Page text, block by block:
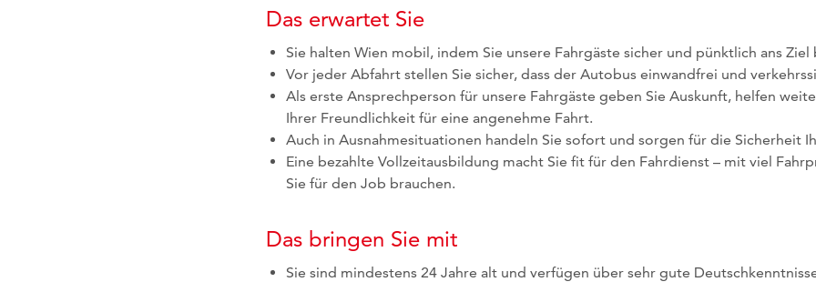
Das erwartet Sie
Sie halten Wien mobil, indem Sie unsere Fahrgäste sicher und pünktlich ans Ziel
Vor jeder Abfahrt stellen Sie sicher, dass der Autobus einwandfrei und
Als erste Ansprechperson für unsere Fahrgäste geben Sie Auskunft, helfen
Ihrer Freundlichkeit für eine angenehme Fahrt.
Auch in Ausnahmesituationen handeln Sie sofort und sorgen für die Sicherheit
Eine bezahlte Vollzeitausbildung macht Sie fit für den Fahrdienst – mit viel
Sie für den Job brauchen.
Das bringen Sie mit
Sie sind mindestens 24 Jahre alt und verfügen über sehr gute